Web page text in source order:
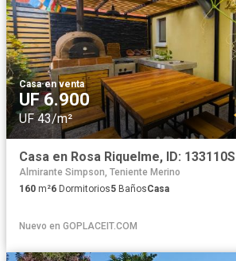
Casa·en venta
UF 6.900
UF 43/m²
Casa en Rosa Riquelme, ID: 133110S
Almirante Simpson, Teniente Merino
160 m²6 Dormitorios5 BañosCasa
Nuevo en GOPLACEIT.COM